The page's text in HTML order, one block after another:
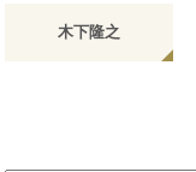
木下隆之